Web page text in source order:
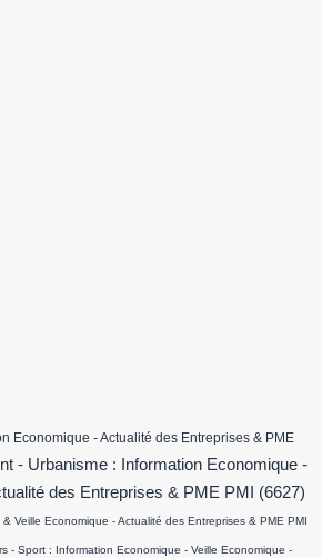
Economique - Actualité des Entreprises & PME
- Urbanisme : Information Economique -
des Entreprises & PME PMI
(6627)
Veille Economique - Actualité des Entreprises & PME PMI
- Sport : Information Economique - Veille Economique -